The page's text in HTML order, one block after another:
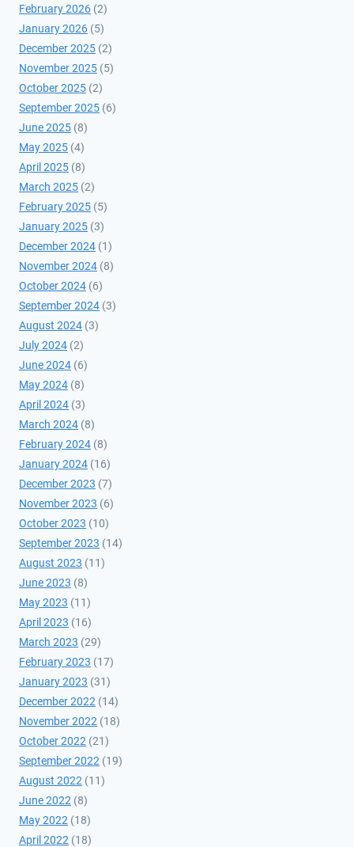
February 2026 (2)
January 2026 (5)
December 2025 (2)
November 2025 (5)
October 2025 (2)
September 2025 (6)
June 2025 (8)
May 2025 (4)
April 2025 (8)
March 2025 (2)
February 2025 (5)
January 2025 (3)
December 2024 (1)
November 2024 (8)
October 2024 (6)
September 2024 (3)
August 2024 (3)
July 2024 (2)
June 2024 (6)
May 2024 (8)
April 2024 (3)
March 2024 (8)
February 2024 (8)
January 2024 (16)
December 2023 (7)
November 2023 (6)
October 2023 (10)
September 2023 (14)
August 2023 (11)
June 2023 (8)
May 2023 (11)
April 2023 (16)
March 2023 (29)
February 2023 (17)
January 2023 (31)
December 2022 (14)
November 2022 (18)
October 2022 (21)
September 2022 (19)
August 2022 (11)
June 2022 (8)
May 2022 (18)
April 2022 (18)